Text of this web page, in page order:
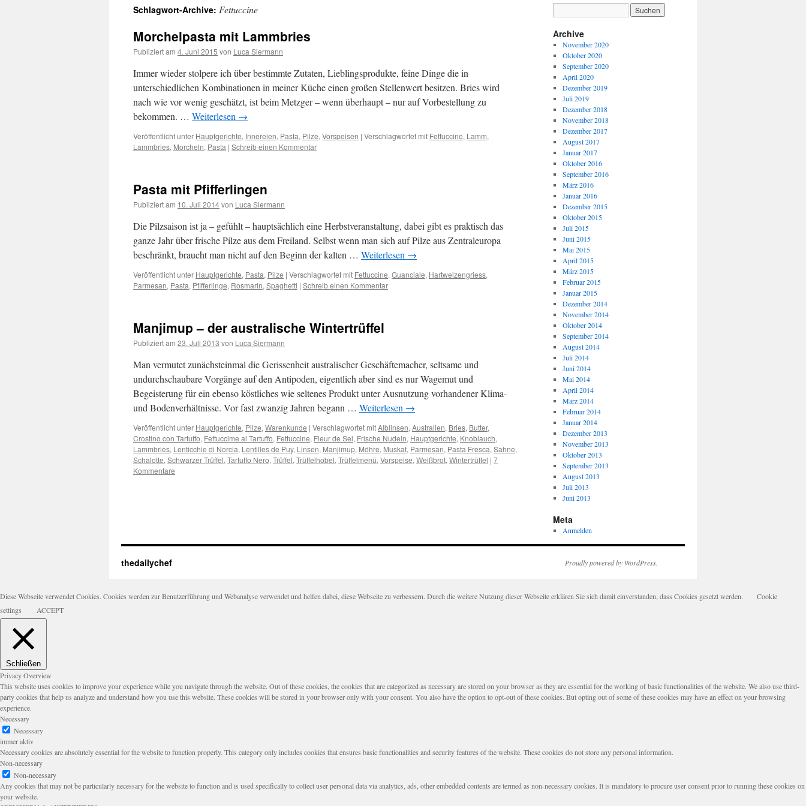
springen
Schlagwort-Archive: Fettuccine
Morchelpasta mit Lammbries
Publiziert am 4. Juni 2015 von Luca Siermann
Immer wieder stolpere ich über bestimmte Zutaten, Lieblingsprodukte, feine Dinge die in
unterschiedlichen Kombinationen in meiner Küche einen großen Stellenwert besitzen. Bries wird
nach wie vor wenig geschätzt, ist beim Metzger – wenn überhaupt – nur auf Vorbestellung zu
bekommen. … Weiterlesen →
Veröffentlicht unter Hauptgerichte, Innereien, Pasta, Pilze, Vorspeisen | Verschlagwortet mit Fettuccine, Lamm,
Lammbries, Morcheln, Pasta | Schreib einen Kommentar
Pasta mit Pfifferlingen
Publiziert am 10. Juli 2014von Luca Siermann
Die Pilzsaison ist ja – gefühlt – hauptsächlich eine Herbstveranstaltung, dabei gibt es praktisch das
ganze Jahr über frische Pilze aus dem Freiland. Selbst wenn man sich auf Pilze aus Zentraleuropa
beschränkt, braucht man nicht auf den Beginn der kalten … Weiterlesen →
Veröffentlicht unter Hauptgerichte, Pasta, Pilze | Verschlagwortet mit Fettuccine, Guanciale, Hartweizengriess,
Parmesan, Pasta, Pfifferlinge, Rosmarin, Spaghetti | Schreib einen Kommentar
Manjimup – der australische Wintertrüffel
Publiziert am 23. Juli 2013 von Luca Siermann
Man vermutet zunächsteinmal die Gerissenheit australischer Geschäftemacher, seltsame und
undurchschaubare Vorgänge auf den Antipoden, eigentlich aber sind es nur Wagemut und
Begeisterung für ein ebenso köstliches wie seltenes Produkt unter Ausnutzung vorhandener Klima-
und Bodenverhältnisse. Vor fast zwanzig Jahren begann … Weiterlesen →
Veröffentlicht unter Hauptgerichte, Pilze, Warenkunde | Verschlagwortet mitAlblinsen, Australien, Bries, Butter,
Crostino con Tartuffo, Fettuccime al Tartuffo, Fettuccine, Fleur de Sel, Frische Nudeln, Hauptgerichte, Knoblauch,
Lammbries, Lenticchie di Norcia, Lentilles de Puy, Linsen, Manjimup, Möhre, Muskat, Parmesan, Pasta Fresca, Sahne,
Schalotte, Schwarzer Trüffel, Tartuffo Nero, Trüffel, Trüffelhobel, Trüffelmenü, Vorspeise, Weißbrot, Wintertrüffel | 7
Kommentare
Archive
November 2020
Oktober 2020
September 2020
April 2020
Dezember 2019
Juli 2019
Dezember 2018
November 2018
Dezember 2017
August 2017
Januar 2017
Oktober 2016
September 2016
März 2016
Januar 2016
Dezember 2015
Oktober 2015
Juli 2015
Juni 2015
Mai 2015
April 2015
März 2015
Februar 2015
Januar 2015
Dezember 2014
November 2014
Oktober 2014
September 2014
August 2014
Juli 2014
Juni 2014
Mai 2014
April 2014
März 2014
Februar 2014
Januar 2014
Dezember 2013
November 2013
Oktober 2013
September 2013
August 2013
Juli 2013
Juni 2013
Meta
Anmelden
thedailychef Proudly powered by WordPress.
Diese Webseite verwendet Cookies. Cookies werden zur Benutzerführung und Webanalyse verwendet und helfen dabei, diese Webseite zu verbessern. Durch die weitere Nutzung dieser Webseite erklären Sie sich damit einverstanden, dass Cookies gesetzt werden.
Cookie
settings
ACCEPT
Schließen
Privacy Overview
This website uses cookies to improve your experience while you navigate through the website. Out of these cookies, the cookies that are categorized as necessary are stored on your browser as they are essential for the working of basic functionalities of the website. We also use third-
party cookies that help us analyze and understand how you use this website. These cookies will be stored in your browser only with your consent. You also have the option to opt-out of these cookies. But opting out of some of these cookies may have an effect on your browsing
experience.
Necessary
Necessary
immer aktiv
Necessary cookies are absolutely essential for the website to function properly. This category only includes cookies that ensures basic functionalities and security features of the website. These cookies do not store any personal information.
Non-necessary
Non-necessary
Any cookies that may not be particularly necessary for the website to function and is used specifically to collect user personal data via analytics, ads, other embedded contents are termed as non-necessary cookies. It is mandatory to procure user consent prior to running these cookies on
your website.